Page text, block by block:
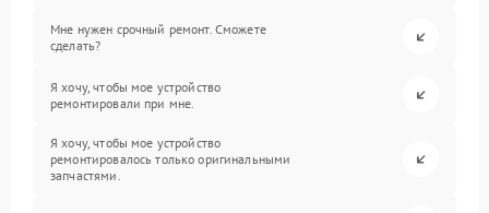
Мне нужен срочный ремонт. Сможете
сделать?
Я хочу, чтобы мое устройство
ремонтировали при мне.
Я хочу, чтобы мое устройство
ремонтировалось только оригинальными
запчастями.